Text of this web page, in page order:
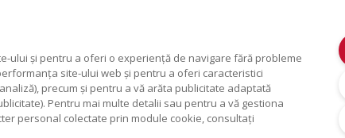
ului și pentru a oferi o experiență de navigare fără probleme
site-ului web și pentru a oferi caracteristici
precum și pentru a vă arăta publicitate adaptată
Pentru mai multe detalii sau pentru a vă gestiona
personal colectate prin module cookie, consultați